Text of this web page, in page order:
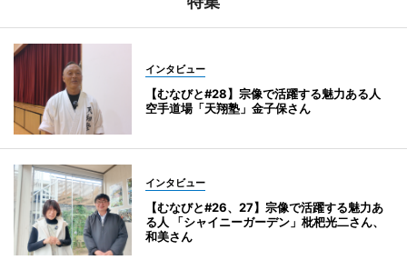
インタビュー
【むなびと#28】宗像で活躍する魅力ある人
空手道場「天翔塾」金子保さん
インタビュー
【むなびと#26、27】宗像で活躍する魅力あ
る人 「シャイニーガーデン」枇杷光二さん、
和美さん